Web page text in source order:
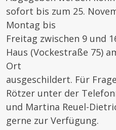
sofort bis zum 25.
Montag bis
Freitag zwischen 9 und
Haus (Vockestraße 75)
Ort
ausgeschildert. Für
Rötzer unter der
und Martina Reuel-
gerne zur Verfügung.